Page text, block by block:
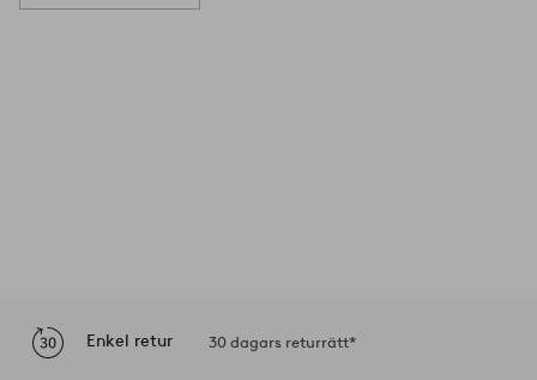
Enkel retur 30 dagars returrätt*